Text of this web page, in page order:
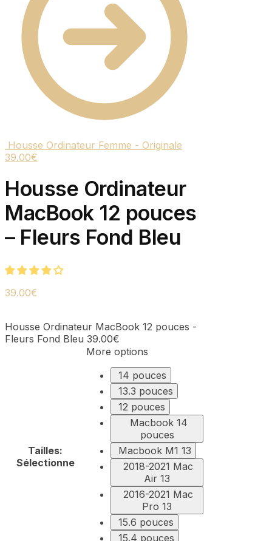
Housse Ordinateur Femme - Originale
39.00€
Housse Ordinateur
MacBook 12 pouces
– Fleurs Fond Bleu
39.00€
Housse Ordinateur MacBook 12 pouces -
Fleurs Fond Bleu 39.00€
Tailles:
Sélectionne
More options
14 pouces
13.3 pouces
12 pouces
Macbook 14
pouces
Macbook M1 13
2018-2021 Mac
Air 13
2016-2021 Mac
Pro 13
15.6 pouces
15.4 pouces